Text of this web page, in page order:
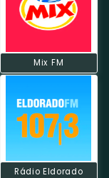
Mix FM
Rádio Eldorado